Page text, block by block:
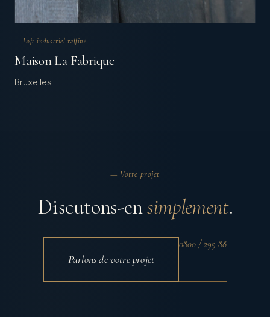
— Loft industriel raffiné
Maison La Fabrique
Bruxelles
— Votre projet
Discutons-ensimplement.
Parlons de votre projet
0800 / 299 88